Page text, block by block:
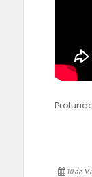
10 de